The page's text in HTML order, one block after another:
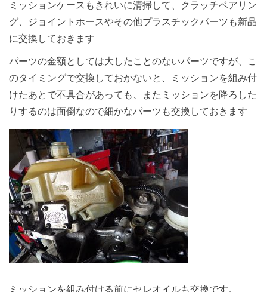
ミッションケースもきれいに清掃して、クラッチベアリン
グ、ジョイントホースやその他プラスチックパーツも新品
に交換しておきます
パーツの金額としては大したことのないパーツですが、こ
のタイミングで交換しておかないと、ミッションを組み付
けたあとで不具合があっても、またミッションを降ろした
りするのは面倒なので細かなパーツも交換しておきます
ミッションを組み付ける前にセレオイルも交換です。